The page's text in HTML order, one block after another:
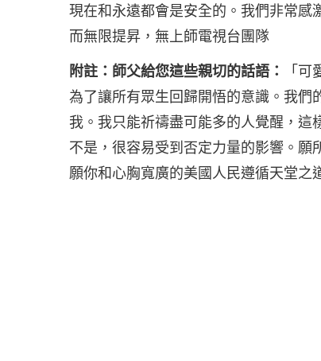
現在和永遠都會是安全的。我們非常
而無限提昇，無上師電視台團隊
附註：師父給您這些親切的話語：
「
為了讓所有眾生回歸開悟的意識。我們
我。我只能祈禱盡可能多的人覺醒，
不是，很容易受到否定力量的影響。願
願你和心胸寬廣的美國人民遵循天堂之